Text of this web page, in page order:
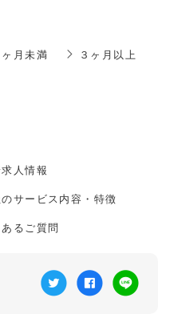
人情報
のサービス内容・特徴
あるご質問
月未満
３ヶ月以上